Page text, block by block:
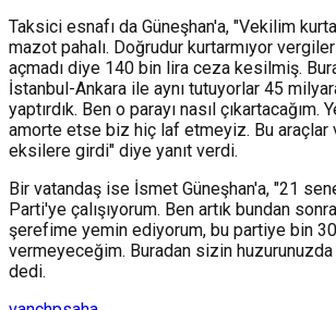
Taksici esnafı da Güneşhan'a, "Vekilim
mazot pahalı. Doğrudur kurtarmıyor
açmadı diye 140 bin lira ceza kesilmiş.
İstanbul-Ankara ile aynı tutuyorlar 45
yaptırdık. Ben o parayı nasıl
amorte etse biz hiç laf etmeyiz. Bu araçlar
eksilere girdi" diye yanıt verdi.
Bir vatandaş ise İsmet Güneşhan'a, "21
Parti'ye çalışıyorum. Ben artık bundan
şerefime yemin ediyorum, bu partiye bin
vermeyeceğim. Buradan sizin
dedi.